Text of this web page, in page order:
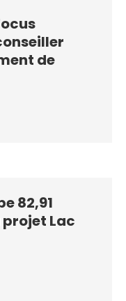
de
82,91
projet Lac